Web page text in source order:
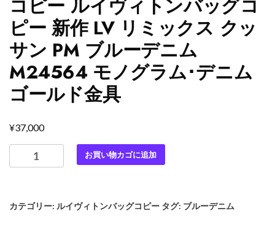
コピー ルイヴィトンバッグコ
ピー 新作 LV リミックス クッ
サン PM ブルーデニム
M24564 モノグラム･デニム
ゴールド金具
¥37,000
高
イ
お買い物カゴに追加
カテゴリー: ルイヴィトンバッグコピー タグ: ブルーデニム